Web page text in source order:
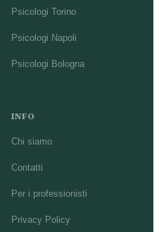
Psicologi Torino
Psicologi Napoli
Psicologi Bologna
INFO
Chi siamo
Contatti
Per i professionisti
Privacy Policy